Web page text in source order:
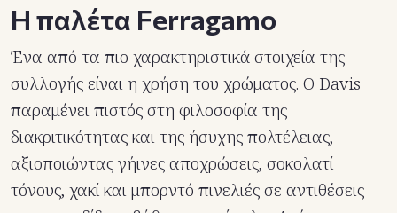
Η παλέτα Ferragamo
Ένα από τα πιο χαρακτηριστικά στοιχεία της
συλλογής είναι η χρήση του χρώματος. Ο Davis
παραμένει πιστός στη φιλοσοφία της
διακριτικότητας και της ήσυχης πολτέλειας,
αξιοποιώντας γήινες αποχρώσεις, σοκολατί
τόνους, χακί και μπορντό πινελιές σε αντιθέσεις